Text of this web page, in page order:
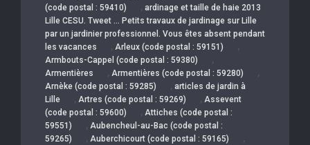
(code postal : 59410)
, ardinage et taille de haie 2013
Lille CESU. Tweet … Petits travaux de jardinage sur Lille
par un jardinier professionnel. Vous êtes absent pendant
les vacances
, Arleux (code postal : 59151) ,
Armbouts-Cappel (code postal : 59380) ,
Armentières , Armentières (code postal : 59280) ,
Arnèke (code postal : 59285) , articles de jardin à
Lille
, Artres (code postal : 59269) , Assevent
(code postal : 59600)
, Attiches (code postal :
59551)
, Aubencheul-au-Bac (code postal :
59265)
, Auberchicourt (code postal : 59165) ,